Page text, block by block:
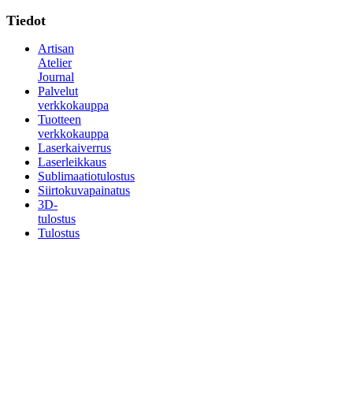
Tiedot
Artisan
Atelier
Journal
Palvelut
verkkokauppa
Tuotteen
verkkokauppa
Laserkaiverrus
Laserleikkaus
Sublimaatiotulostus
Siirtokuvapainatus
3D-
tulostus
Tulostus